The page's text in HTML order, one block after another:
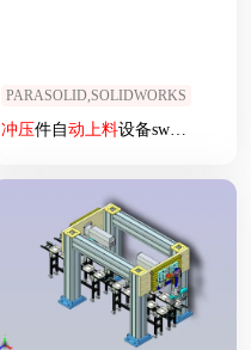
PARASOLID,SOLIDWORKS
冲压件自动上料设备sw17可编辑